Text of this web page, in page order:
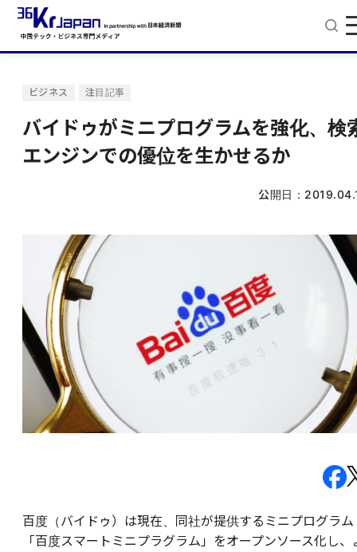
ビジネス 注目記事
バイドゥがミニプログラムを強化、検
エンジンでの優位を生かせるか
公開日：
百度（バイドゥ）は現在、同社が提供するミニプログラム
「百度スマートミニプラグラム」をオープンソース化し、